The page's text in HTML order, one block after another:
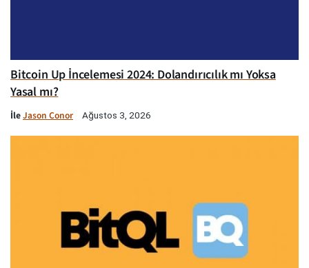
Bitcoin Up İncelemesi 2024: Dolandırıcılık mı Yoksa
Yasal mı?
İleJason Conor Ağustos 3, 2026